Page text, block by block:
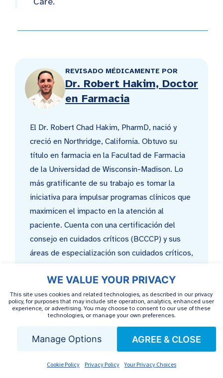
WE VALUE YOUR PRIVACY
This site uses cookies and related technologies, as described in our privacy
policy, for purposes that may include site operation, analytics, enhanced user
experience, or advertising. You may choose to consent to our use of these
technologies, or manage your own preferences.
Manage Options AGREE & CLOSE
Cookie Policy Privacy Policy Your Privacy Choices
REVISADO MÉDICAMENTE POR
Dr. Robert Hakim, Doctor
en Farmacia
El Dr. Robert Chad Hakim, PharmD, nació y
creció en Northridge, California. Obtuvo su
título en farmacia en la Facultad de Farmacia
de la Universidad de Wisconsin-Madison. Lo
más gratificante de su trabajo es tomar la
iniciativa para impulsar programas clínicos que
maximicen el impacto en la atención al
paciente. Cuenta con una certificación del
consejo en cuidados críticos (BCCCP) y sus
áreas de especialización son cuidados críticos,
información sobre medicamentos, medicina
general y cardiología. En su tiempo libre,
disfruta viajando.
PUBLICACIONES RELACIONADAS